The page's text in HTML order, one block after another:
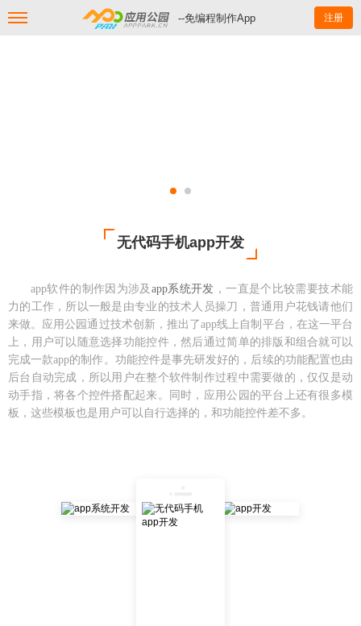
--免编程制作App 注册
无代码手机app开发
app软件的制作因为涉及 app系统开发 ，一直是个比较需要技术能
力的工作，所以一般是由专业的技术人员操刀，普通用户花钱请他们
来做。应用公园通过技术创新，推出了app线上自制平台，在这一平台
上，用户可以随意选择功能控件，然后通过简单的排版和组合就可以
完成一款app的制作。功能控件是事先研发好的，后续的功能配置也由
后台自动完成，所以用户在整个软件制作过程中需要做的，仅仅是动
动手指，将各个控件搭配起来。同时，应用公园的平台上还有很多模
板，这些模板也是用户可以自行选择的，和功能控件差不多。